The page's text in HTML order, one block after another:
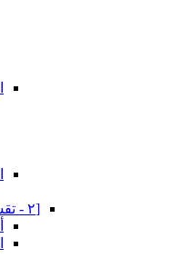
[٢ - تقسيم الاستصحاب باعتبار دليل المستصحب‏]